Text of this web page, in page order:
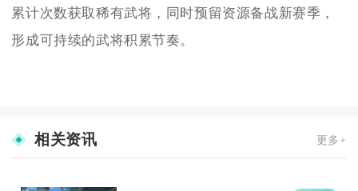
累计次数获取稀有武将，同时预留资源备战新赛季，
形成可持续的武将积累节奏。
相关资讯 更多+